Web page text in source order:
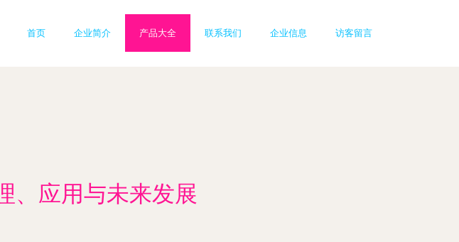
首页 企业简介 产品大全 联系我们 企业信息 访客留言
、应用与未来发展